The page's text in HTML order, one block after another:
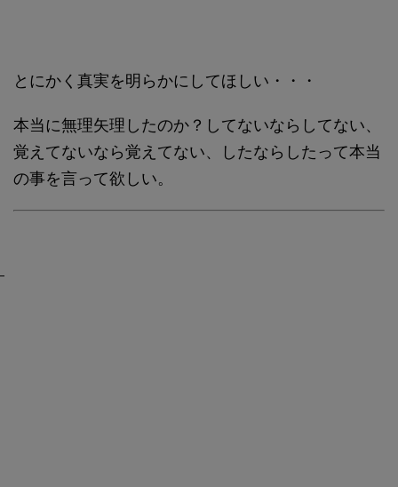
とにかく真実を明らかにしてほしい・・・
本当に無理矢理したのか？してないならしてない、
覚えてないなら覚えてない、したならしたって本当
の事を言って欲しい。